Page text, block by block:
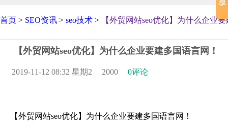
首页 > SEO资讯 > seo技术 > 【外贸网站seo优化】为什么企业
【外贸网站seo优化】为什么企业要建多国语言网！
2019-11-12 08:32 星期2 2000 0评论
【外贸网站seo优化】为什么企业要建多国语言网！